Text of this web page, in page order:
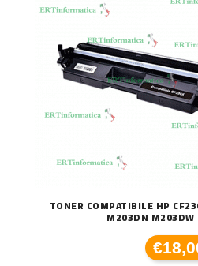
TONER COMPATIBILE HP
M203DN